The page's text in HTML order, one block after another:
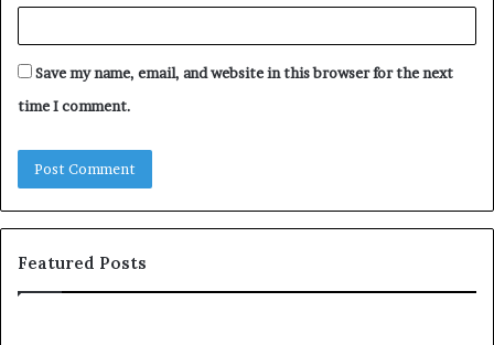
Save my name, email, and website in this browser for the next
time I comment.
Featured Posts